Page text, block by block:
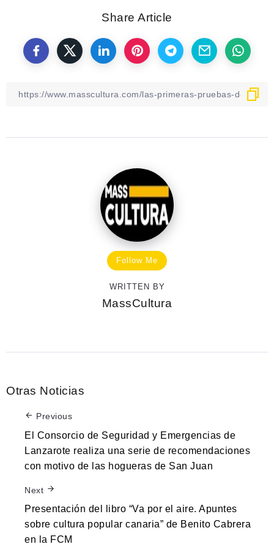
Share Article
Follow Me
WRITTEN BY
MassCultura
Otras Noticias
Previous
El Consorcio de Seguridad y Emergencias de
Lanzarote realiza una serie de recomendaciones
con motivo de las hogueras de San Juan
Next
Presentación del libro “Va por el aire. Apuntes
sobre cultura popular canaria” de Benito Cabrera
en la FCM